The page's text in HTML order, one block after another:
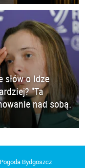
słów o Idze
"Ta
nad sobą.
Pogoda Bydgoszcz